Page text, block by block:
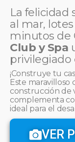
La felicidad
al mar, lotes
minutos de
Club y Spa
privilegiado
¡Construye tu
Este maravilloso
construcción de
complementa
ideal para el
VER